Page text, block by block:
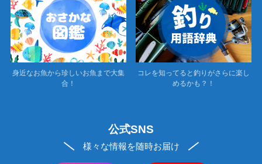
身近なお魚から珍しいお魚まで大集
合！
コレを知ってると釣りがさらに楽し
めるかも？！
公式SNS
様々な情報を随時お届け